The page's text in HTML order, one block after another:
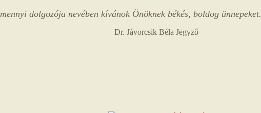
dolgozója nevében kívánok Önöknek békés, boldog ünnepeket.
Dr. Jávorcsik Béla Jegyző